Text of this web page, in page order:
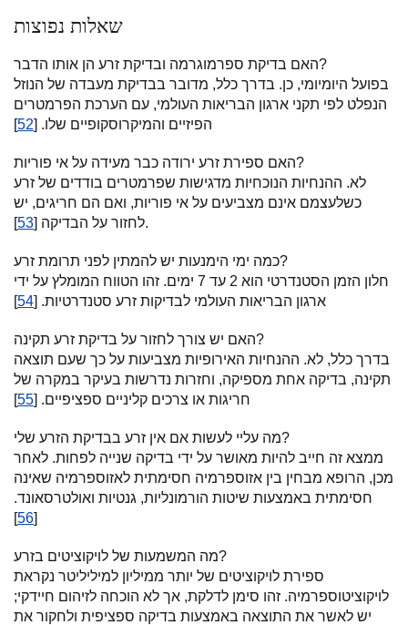
שאלות נפוצות
האם בדיקת ספרמוגרמה ובדיקת זרע הן אותו הדבר?
בפועל היומיומי, כן. בדרך כלל, מדובר בבדיקת מעבדה של הנוזל
הנפלט לפי תקני ארגון הבריאות העולמי, עם הערכת הפרמטרים
הפיזיים והמיקרוסקופיים שלו. [52
]
האם ספירת זרע ירודה כבר מעידה על אי פוריות?
לא. ההנחיות הנוכחיות מדגישות שפרמטרים בודדים של זרע
כשלעצמם אינם מצביעים על אי פוריות, ואם הם חריגים, יש
לחזור על הבדיקה [53 ].
כמה ימי הימנעות יש להמתין לפני תרומת זרע?
חלון הזמן הסטנדרטי הוא 2 עד 7 ימים. זהו הטווח המומלץ על ידי
ארגון הבריאות העולמי לבדיקות זרע סטנדרטיות. [54
]
האם יש צורך לחזור על בדיקת זרע תקינה?
בדרך כלל, לא. ההנחיות האירופיות מצביעות על כך שעם תוצאה
תקינה, בדיקה אחת מספיקה, וחזרות נדרשות בעיקר במקרה של
חריגות או צרכים קליניים ספציפיים. [55
]
מה עליי לעשות אם אין זרע בבדיקת הזרע שלי?
ממצא זה חייב להיות מאושר על ידי בדיקה שנייה לפחות. לאחר
מכן, הרופא מבחין בין אזוספרמיה חסימתית לאזוספרמיה שאינה
חסימתית באמצעות שיטות הורמונליות, גנטיות ואולטרסאונד.
[
56
]
מה המשמעות של לויקוציטים בזרע?
ספירת לויקוציטים של יותר ממיליון למיליליטר נקראת
לויקוציטוספרמיה. זהו סימן לדלקת, אך לא הוכחה לזיהום חיידקי;
יש לאשר את התוצאה באמצעות בדיקה ספציפית ולחקור את